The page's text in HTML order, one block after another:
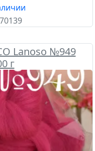
Lanoso №949
г